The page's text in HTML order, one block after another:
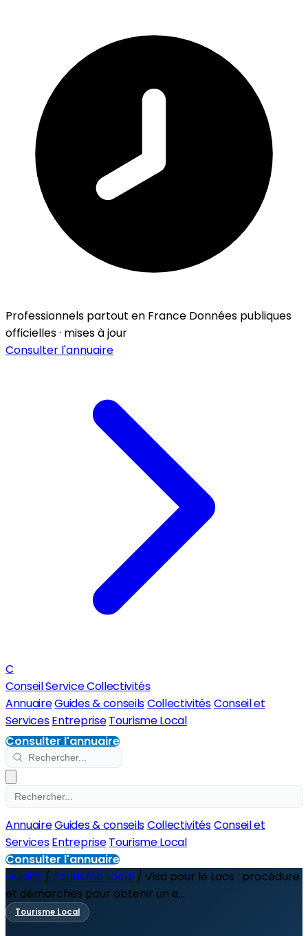
Professionnels partout en France Données publiques
officielles · mises à jour
Consulter l'annuaire
C
Conseil Service Collectivités
AnnuaireGuides & conseilsCollectivitésConseil et
ServicesEntreprise Tourisme Local
Consulter l'annuaire
AnnuaireGuides & conseilsCollectivitésConseil et
ServicesEntreprise Tourisme Local
Consulter l'annuaire
Guides / Tourisme Local / Visa pour le Laos : procédure
et démarches pour obtenir un e...
Tourisme Local